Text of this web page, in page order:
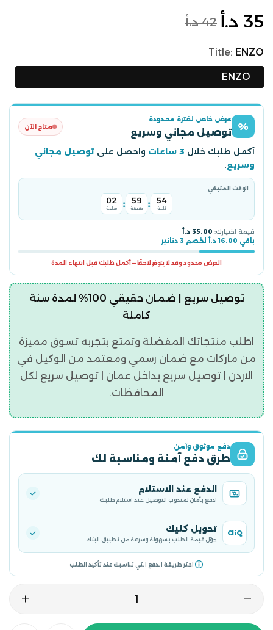
السعر
الأصلي
35 د.أ
سعر
التخفيض
42 د.أ
Title: ENZO
ENZO
%
عرض خاص لفترة محدودة
توصيل مجاني وسريع متاح الآن
أكمل طلبك خلال 3 ساعات واحصل على توصيل مجاني
وسريع.
الوقت المتبقي
02
ساعة : 59
دقيقة : 53
ثانية
قيمة اختيارك: 35.00 د.أ
باقي 16.00 د.أ لخصم 3 دنانير
العرض محدود وقد لا يتوفر لاحقًا — أكمل طلبك قبل انتهاء المدة
توصيل سريع | ضمان حقيقي 100% لمدة سنة
كاملة
اطلب منتجاتك المفضلة وتمتع بتجربه تسوق مميزة
من ماركات مع ضمان رسمي ومعتمد من الوكيل في
الاردن | توصيل سريع بداخل عمان | توصيل سريع لكل
المحافظات.
دفع موثوق وآمن
طرق دفع آمنة ومناسبة لك
الدفع عند الاستلام
ادفع بأمان لمندوب التوصيل عند استلام طلبك
CliQ تحويل كليك
حوّل قيمة الطلب بسهولة وسرعة من تطبيق البنك
اختر طريقة الدفع التي تناسبك عند تأكيد الطلب